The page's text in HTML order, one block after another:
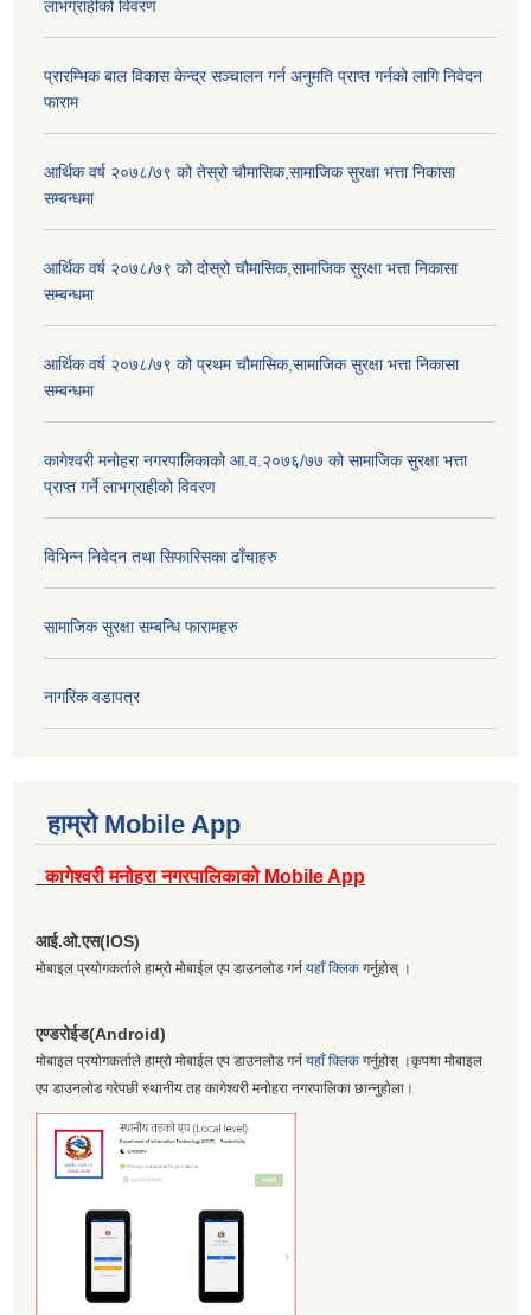
लाभग्राहीको विवरण
प्रारम्भिक बाल विकास केन्द्र सञ्चालन गर्न अनुमति प्राप्त गर्नको लागि निवेदन
फाराम
आर्थिक वर्ष २०७८/७९ को तेस्रो चौमासिक,सामाजिक सुरक्षा भत्ता निकासा
सम्बन्धमा
आर्थिक वर्ष २०७८/७९ को दोस्रो चौमासिक,सामाजिक सुरक्षा भत्ता निकासा
सम्बन्धमा
आर्थिक वर्ष २०७८/७९ को प्रथम चौमासिक,सामाजिक सुरक्षा भत्ता निकासा
सम्बन्धमा
कागेश्वरी मनोहरा नगरपालिकाको आ.व.२०७६/७७ को सामाजिक सुरक्षा भत्ता
प्राप्त गर्ने लाभग्राहीको विवरण
विभिन्न निवेदन तथा सिफारिसका ढाँचाहरु
सामाजिक सुरक्षा सम्बन्धि फारामहरु
नागरिक वडापत्र
हाम्रो Mobile App
कागेश्वरी मनोहरा नगरपालिकाको Mobile App
आई.ओ.एस(IOS)
मोबाइल प्रयोगकर्ताले हाम्रो मोबाईल एप डाउनलोड गर्न यहाँ क्लिक गर्नुहोस् ।
एण्डरोईड(Android)
मोबाइल प्रयोगकर्ताले हाम्रो मोबाईल एप डाउनलोड गर्न यहाँ क्लिक गर्नुहोस् ।कृपया मोबाइल
एप डाउनलोड गरेपछी स्थानीय तह कागेश्वरी मनोहरा नगरपालिका छान्नुहोला।